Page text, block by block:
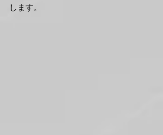
します。